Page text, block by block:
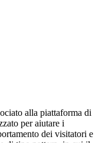
alla piattaforma di
per aiutare i
dei visitatori e